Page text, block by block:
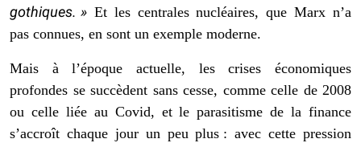
gothiques. » Et les centrales nucléaires, que Marx n’a
pas connues, en sont un exemple moderne.
Mais à l’époque actuelle, les crises économiques
profondes se succèdent sans cesse, comme celle de 2008
ou celle liée au Covid, et le parasitisme de la finance
s’accroît chaque jour un peu plus : avec cette pression